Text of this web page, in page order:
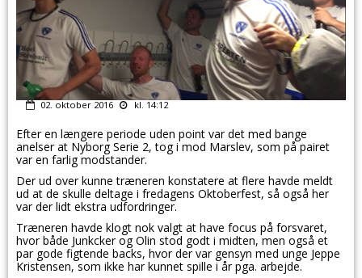
02. oktober 2016 kl. 14:12
Efter en længere periode uden point var det med bange
anelser at Nyborg Serie 2, tog i mod Marslev, som på pairet
var en farlig modstander.
Der ud over kunne træneren konstatere at flere havde meldt
ud at de skulle deltage i fredagens Oktoberfest, så også her
var der lidt ekstra udfordringer.
Træneren havde klogt nok valgt at have focus på forsvaret,
hvor både Junkcker og Olin stod godt i midten, men også et
par gode figtende backs, hvor der var gensyn med unge Jeppe
Kristensen, som ikke har kunnet spille i år pga. arbejde.